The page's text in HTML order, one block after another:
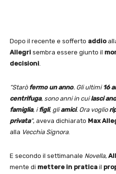
Dopo il recente e sofferto addio
Allegri sembra essere giunto il
decisioni.
“Starò fermo un anno. Gli ultimi 16
centrifuga, sono anni in cuilasci
famiglia, ifigli, gliamici. Ora voglio
privata“, aveva dichiarato Max
alla Vecchia Signora.
E secondo il settimanale Novella,
mente di mettere in pratica il